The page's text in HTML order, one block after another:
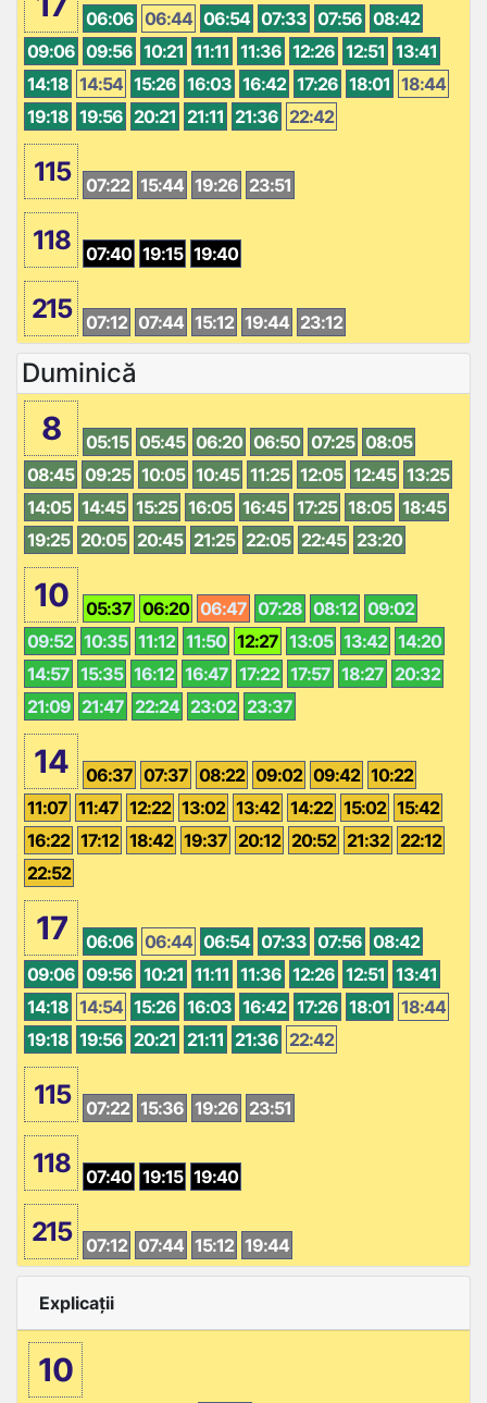
06:06 06:44 06:54 07:33 07:56 08:42
09:06 09:56 10:21 11:11 11:36 12:26 12:51 13:41
14:18 14:54 15:26 16:03 16:42 17:26 18:01 18:44
19:18 19:56 20:21 21:11 21:36 22:42
115 07:22 15:44 19:26 23:51
118 07:40 19:15 19:40
215 07:12 07:44 15:12 19:44 23:12
Duminică
8 05:15 05:45 06:20 06:50 07:25 08:05
08:45 09:25 10:05 10:45 11:25 12:05 12:45 13:25
14:05 14:45 15:25 16:05 16:45 17:25 18:05 18:45
19:25 20:05 20:45 21:25 22:05 22:45 23:20
10 05:37 06:20 06:47 07:28 08:12 09:02
09:52 10:35 11:12 11:50 12:27 13:05 13:42 14:20
14:57 15:35 16:12 16:47 17:22 17:57 18:27 20:32
21:09 21:47 22:24 23:02 23:37
14 06:37 07:37 08:22 09:02 09:42 10:22
11:07 11:47 12:22 13:02 13:42 14:22 15:02 15:42
16:22 17:12 18:42 19:37 20:12 20:52 21:32 22:12
22:52
17 06:06 06:44 06:54 07:33 07:56 08:42
09:06 09:56 10:21 11:11 11:36 12:26 12:51 13:41
14:18 14:54 15:26 16:03 16:42 17:26 18:01 18:44
19:18 19:56 20:21 21:11 21:36 22:42
115 07:22 15:36 19:26 23:51
118 07:40 19:15 19:40
215 07:12 07:44 15:12 19:44
Explicații
10